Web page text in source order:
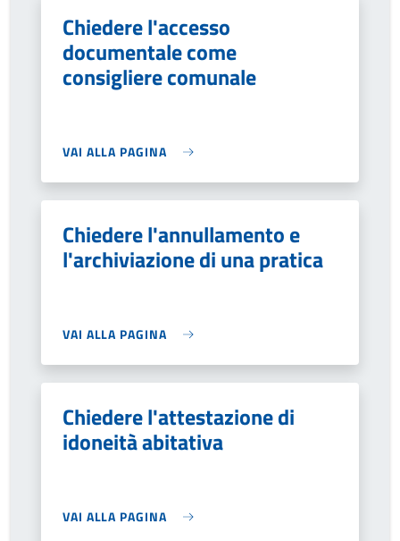
Chiedere l'accesso
documentale come
consigliere comunale
VAI ALLA PAGINA
Chiedere l'annullamento e
l'archiviazione di una pratica
VAI ALLA PAGINA
Chiedere l'attestazione di
idoneità abitativa
VAI ALLA PAGINA